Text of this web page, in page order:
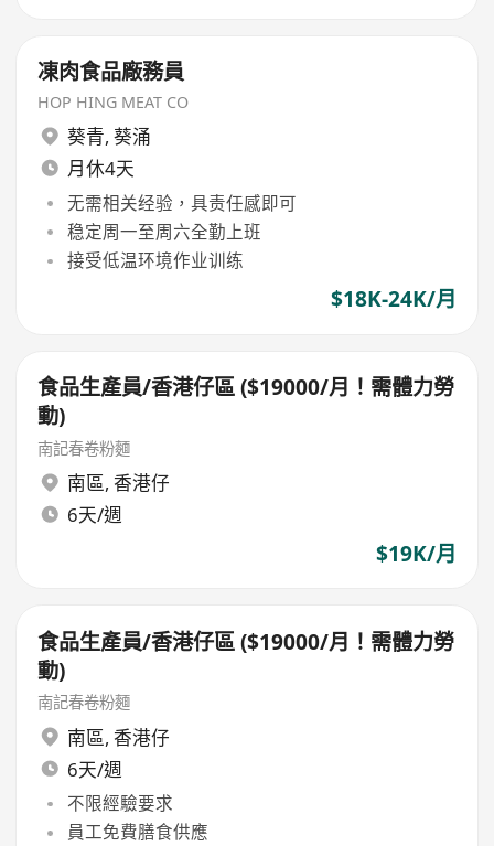
凍肉食品廠務員
HOP HING MEAT CO
葵青, 葵涌
月休4天
无需相关经验，具责任感即可
稳定周一至周六全勤上班
接受低温环境作业训练
$18K-24K/月
食品生產員/香港仔區 ($19000/月！需體力勞
動)
南記春卷粉麵
南區, 香港仔
6天/週
$19K/月
食品生產員/香港仔區 ($19000/月！需體力勞
動)
南記春卷粉麵
南區, 香港仔
6天/週
不限經驗要求
員工免費膳食供應